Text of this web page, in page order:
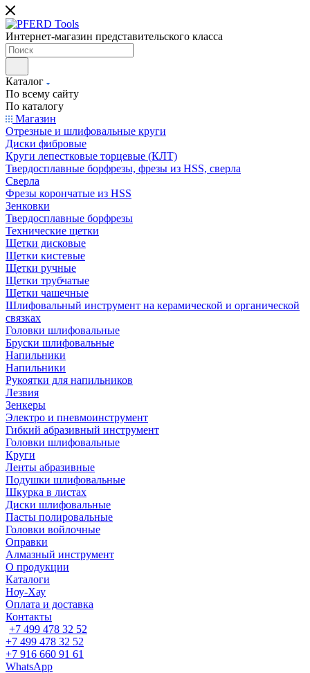
Интернет-магазин представительского класса
Каталог
По всему сайту
По каталогу
Магазин
Отрезные и шлифовальные круги
Диски фибровые
Круги лепестковые торцевые (КЛТ)
Твердосплавные борфрезы, фрезы из HSS, сверла
Сверла
Фрезы корончатые из HSS
Зенковки
Твердосплавные борфрезы
Технические щетки
Щетки дисковые
Щетки кистевые
Щетки ручные
Щетки трубчатые
Щетки чашечные
Шлифовальный инструмент на керамической и органической
связках
Головки шлифовальные
Бруски шлифовальные
Напильники
Напильники
Рукоятки для напильников
Лезвия
Зенкеры
Электро и пневмоинструмент
Гибкий абразивный инструмент
Головки шлифовальные
Круги
Ленты абразивные
Подушки шлифовальные
Шкурка в листах
Диски шлифовальные
Пасты полировальные
Головки войлочные
Оправки
Алмазный инструмент
О продукции
Каталоги
Ноу-Хау
Оплата и доставка
Контакты
+7 499 478 32 52
+7 499 478 32 52
+7 916 660 91 61
WhatsApp